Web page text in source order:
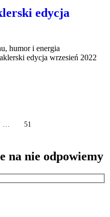
edycja
humor i energia
edycja wrzesień 2022
… 51
na nie odpowiemy